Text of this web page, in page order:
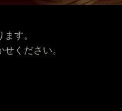
す。
ください。